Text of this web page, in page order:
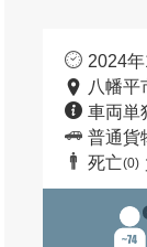
2024
八幡平
車両単
普通貨
死亡(0)